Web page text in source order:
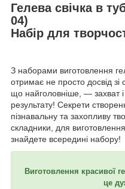
Гелева свічка в
04)
Набір для
З наборами виготовлення
отримає не просто досвід
що найголовніше, — захват
результату! Секрети
пізнавальну та захопливу
складники, для
знайдете всередині набору!
Виготовлення красивої
це